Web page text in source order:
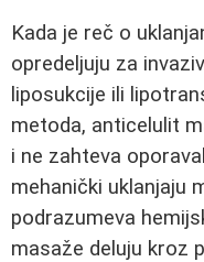
Kada je reč o
opredeljuju za
liposukcije ili
metoda, anticelulit
i ne zahteva
mehanički uklanjaju
podrazumeva
masaže deluju kroz